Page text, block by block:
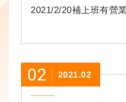
2021/2/20補上班有營業
02 2021.02